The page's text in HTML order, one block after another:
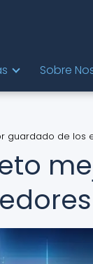
Sobre
guardado de los